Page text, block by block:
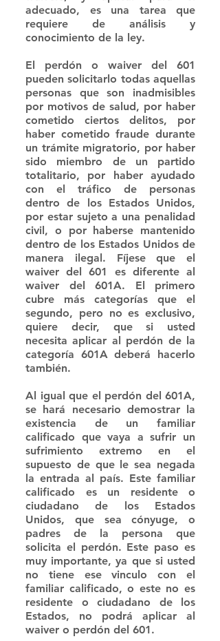
adecuado, es una tarea que
requiere de análisis y
conocimiento de la ley.
El perdón o waiver del 601
pueden solicitarlo todas aquellas
personas que son inadmisibles
por motivos de salud, por haber
cometido ciertos delitos, por
haber cometido fraude durante
un trámite migratorio, por haber
sido miembro de un partido
totalitario, por haber ayudado
con el tráfico de personas
dentro de los Estados Unidos,
por estar sujeto a una penalidad
civil, o por haberse mantenido
dentro de los Estados Unidos de
manera ilegal. Fíjese que el
waiver del 601 es diferente al
waiver del 601A. El primero
cubre más categorías que el
segundo, pero no es exclusivo,
quiere decir, que si usted
necesita aplicar al perdón de la
categoría 601A deberá hacerlo
también.
Al igual que el perdón del 601A,
se hará necesario demostrar la
existencia de un familiar
calificado que vaya a sufrir un
sufrimiento extremo en el
supuesto de que le sea negada
la entrada al país. Este familiar
calificado es un residente o
ciudadano de los Estados
Unidos, que sea cónyuge, o
padres de la persona que
solicita el perdón. Este paso es
muy importante, ya que si usted
no tiene ese vinculo con el
familiar calificado, o este no es
residente o ciudadano de los
Estados, no podrá aplicar al
waiver o perdón del 601.